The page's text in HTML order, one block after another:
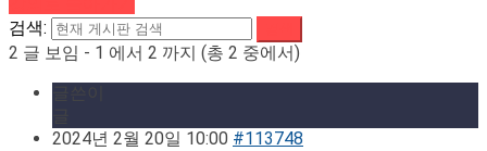
검색:
2 글 보임 - 1 에서 2 까지 (총 2 중에서)
2024년 2월 20일 10:00 #113748